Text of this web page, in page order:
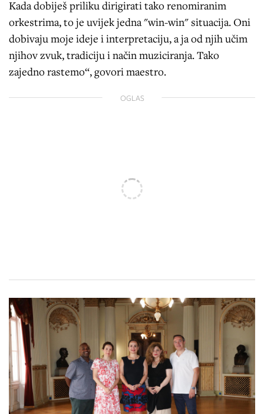
Kada dobiješ priliku dirigirati tako renomiranim
orkestrima, to je uvijek jedna "win-win" situacija. Oni
dobivaju moje ideje i interpretaciju, a ja od njih učim
njihov zvuk, tradiciju i način muziciranja. Tako
zajedno rastemo“, govori maestro.
OGLAS